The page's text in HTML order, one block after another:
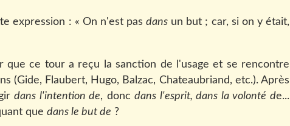
expression : « On n'est pasdans un but ; car, si on y était,
que ce tour a reçu la sanction de l'usage et se rencontre
(Gide, Flaubert, Hugo, Balzac, Chateaubriand, etc.). Après
dans l'intention de, doncdans l'esprit, dans la volonté de...
que dans le but de ?